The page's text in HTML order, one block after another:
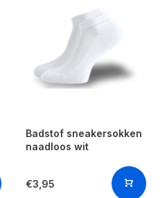
Badstof sneakersokken
naadloos wit
€3,95